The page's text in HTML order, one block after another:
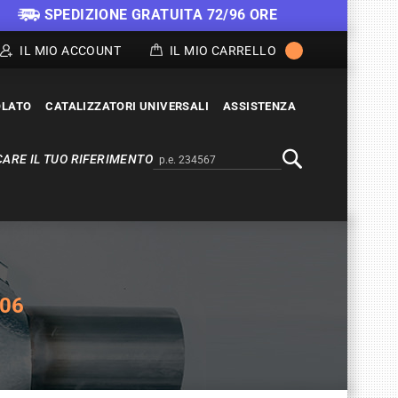
SPEDIZIONE GRATUITA 72/96 ORE
IL MIO ACCOUNT IL MIO CARRELLO
CATALIZZATORI UNIVERSALI ASSISTENZA
Alternativa a Doofinder
IL TUO RIFERIMENTO